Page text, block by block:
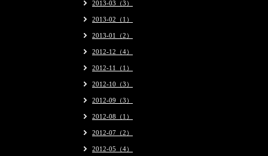
2013-03（3）
2013-02（1）
2013-01（2）
2012-12（4）
2012-11（1）
2012-10（3）
2012-09（3）
2012-08（1）
2012-07（2）
2012-05（4）